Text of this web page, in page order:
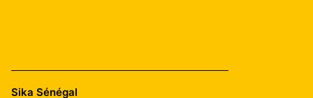
Sika Sénégal